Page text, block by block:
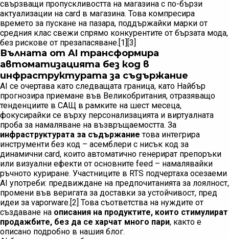
свързващи пропускливостта на магазина с по-бързи
актуализации на card в магазина. Това компресира
времето за пускане на пазара, поддържайки марки от
средния клас свежи спрямо конкурентите от бързата мода,
без рискове от презапасяване.[1][3]
Вълната от AI трансформира
автоматизацията без код в
инфраструктурата за съдържание
AI се очертава като следващата граница, като Найбър
прогнозира приемане във Великобритания, отразяващо
тенденциите в САЩ в рамките на шест месеца,
фокусирайки се върху персонализацията и виртуалната
проба за намаляване на възвръщаемостта. За
инфраструктурата за съдържание това интегрира
инструменти без код – асемблери с нисък код за
динамични card, които автоматично генерират препоръки
или визуални ефекти от основните feed – намалявайки
ръчното куриране. Участниците в RTS подчертаха осезаеми
AI употреби: предвиждане на предпочитанията за лоялност,
промени във веригата за доставки за устойчивост, пред
идеи за vaporware.[2] Това съответства на нуждите от
създаване на описания на продуктите, които стимулират
продажбите, без да се харчат много пари, както е
описано подробно в нашия блог.